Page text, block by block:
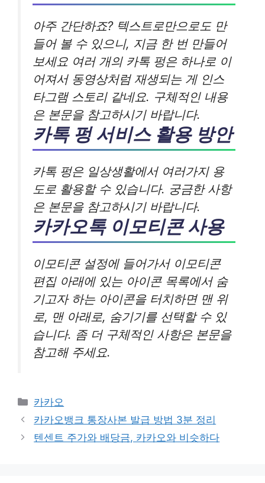
아주 간단하죠? 텍스트로만으로도 만
들어 볼 수 있으니, 지금 한 번 만들어
보세요 여러 개의 카톡 펑은 하나로 이
어져서 동영상처럼 재생되는 게 인스
타그램 스토리 같네요. 구체적인 내용
은 본문을 참고하시기 바랍니다.
카톡 펑 서비스 활용 방안
카톡 펑은 일상생활에서 여러가지 용
도로 활용할 수 있습니다. 궁금한 사항
은 본문을 참고하시기 바랍니다.
카카오톡 이모티콘 사용
이모티콘 설정에 들어가서 이모티콘
편집 아래에 있는 아이콘 목록에서 숨
기고자 하는 아이콘을 터치하면 맨 위
로, 맨 아래로, 숨기기를 선택할 수 있
습니다. 좀 더 구체적인 사항은 본문을
참고해 주세요.
카
테
리
카카오
카카오뱅크 통장사본 발급 방법 3분 정리
텐센트 주가와 배당금, 카카오와 비슷하다